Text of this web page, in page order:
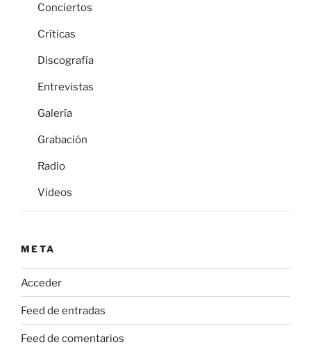
Conciertos
Críticas
Discografía
Entrevistas
Galería
Grabación
Radio
Videos
META
Acceder
Feed de entradas
Feed de comentarios